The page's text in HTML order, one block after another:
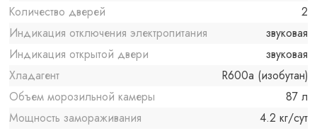
Количество дверей
2
Индикация отключения электропитания
звуковая
Индикация открытой двери
звуковая
Хладагент
R600a (изобутан)
Объем морозильной камеры
87 л
Мощность замораживания
4.2 кг/сут